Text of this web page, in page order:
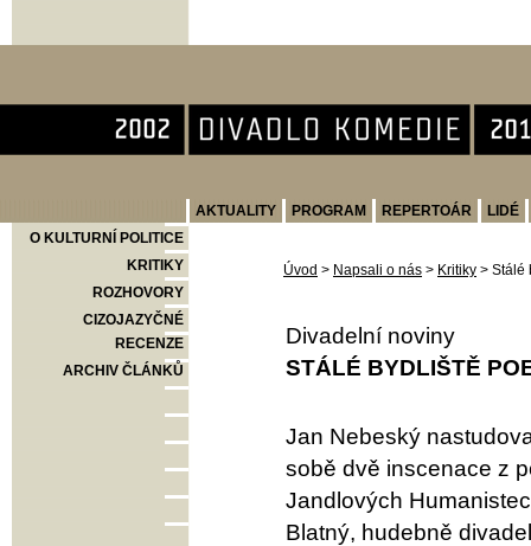
AKTUALITY PROGRAM REPERTOÁR
LIDÉ
O KULTURNÍ POLITICE
KRITIKY
ROZHOVORY
CIZOJAZYČNÉ
RECENZE
ARCHIV ČLÁNKŮ
Úvod > Napsali o nás > Kritiky > Stálé
Divadelní noviny
STÁLÉ BYDLIŠTĚ
Jan Nebeský
sobě dvě inscenace z
Jandlových
Blatný, hudebně